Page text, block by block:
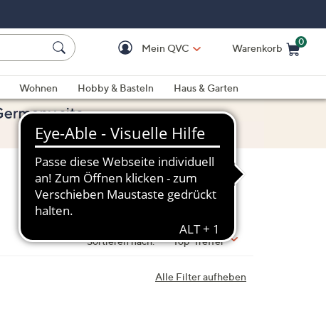
Mein QVC Warenkorb
0
Wohnen Hobby & Basteln
Haus & Garten
Sortieren nach: Top-Treffer
Alle Filter aufheben